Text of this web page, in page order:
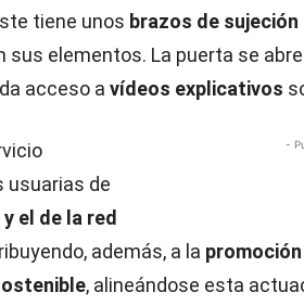
tiene unos brazos de
sus elementos. La puerta se
acceso a vídeos explicativos
-
usuarias de
el de la red
además, a la
, alineándose esta